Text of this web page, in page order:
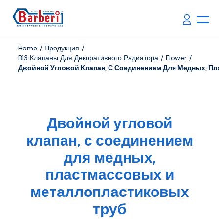
Home
Продукция
B13 Клапаны Для Декоративного Радиатора
Flower
Двойной Угловой Клапан, С Соединением Для Медных,
Двойной угловой
клапан, с соединением
для медных,
пластмассовых и
металлопластиковых
труб